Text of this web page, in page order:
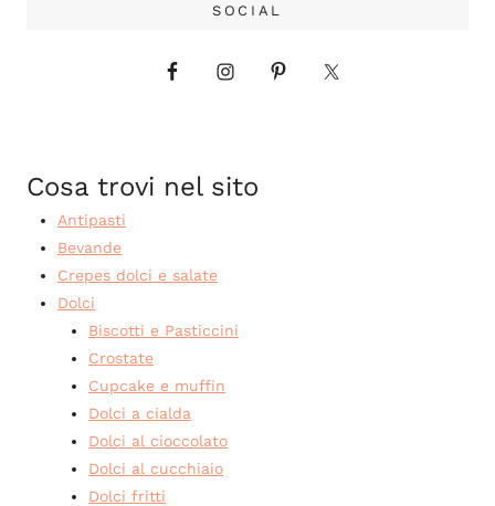
SOCIAL
Cosa trovi nel sito
Antipasti
Bevande
Crepes dolci e salate
Dolci
Biscotti e Pasticcini
Crostate
Cupcake e muffin
Dolci a cialda
Dolci al cioccolato
Dolci al cucchiaio
Dolci fritti